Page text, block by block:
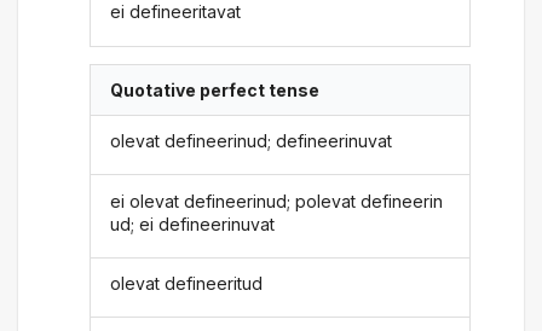
ei defineeritavat
Quotative perfect tense
olevat defineerinud; defineerinuvat
ei olevat defineerinud; polevat defineerin
ud; ei defineerinuvat
olevat defineeritud